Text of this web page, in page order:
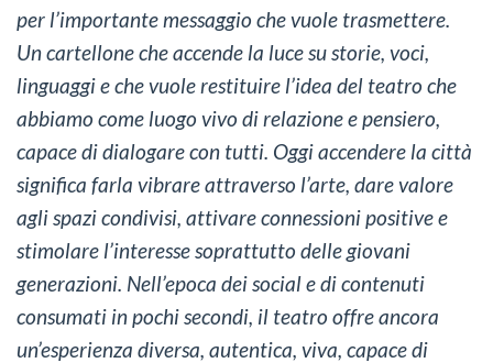
per l’importante messaggio che vuole trasmettere.
Un cartellone che accende la luce su storie, voci,
linguaggi e che vuole restituire l’idea del teatro che
abbiamo come luogo vivo di relazione e pensiero,
capace di dialogare con tutti. Oggi accendere la città
significa farla vibrare attraverso l’arte, dare valore
agli spazi condivisi, attivare connessioni positive e
stimolare l’interesse soprattutto delle giovani
generazioni. Nell’epoca dei social e di contenuti
consumati in pochi secondi, il teatro offre ancora
un’esperienza diversa, autentica, viva, capace di